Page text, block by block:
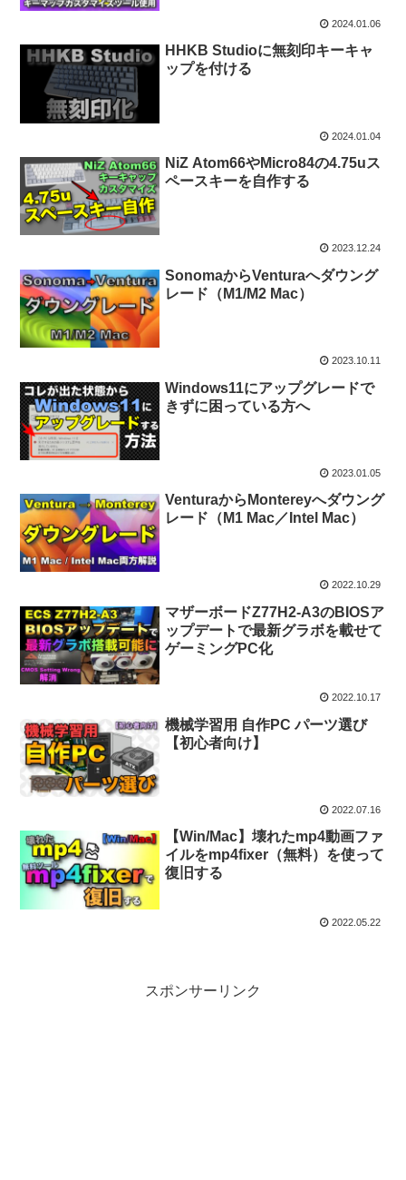
2024.01.06
HHKB Studioに無刻印キーキャ
ップを付ける
2024.01.04
NiZ Atom66やMicro84の4.75uス
ペースキーを自作する
2023.12.24
SonomaからVenturaへダウング
レード（M1/M2 Mac）
2023.10.11
Windows11にアップグレードで
きずに困っている方へ
2023.01.05
VenturaからMontereyへダウング
レード（M1 Mac／Intel Mac）
2022.10.29
マザーボードZ77H2-A3のBIOSア
ップデートで最新グラボを載せて
ゲーミングPC化
2022.10.17
機械学習用 自作PC パーツ選び
【初心者向け】
2022.07.16
【Win/Mac】壊れたmp4動画ファ
イルをmp4fixer（無料）を使って
復旧する
2022.05.22
スポンサーリンク